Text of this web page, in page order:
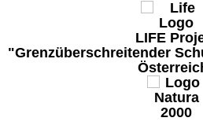
LIFE
"Grenzüberschreitender